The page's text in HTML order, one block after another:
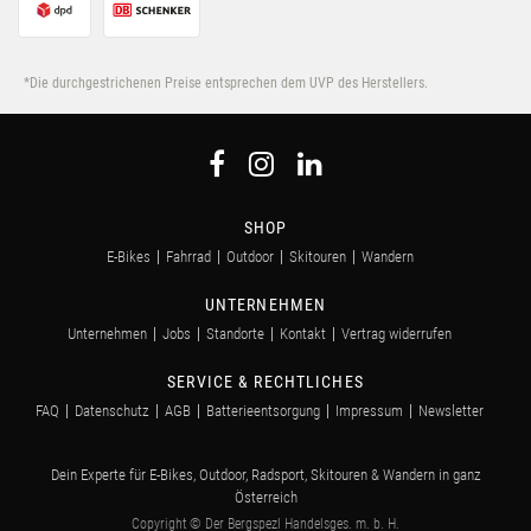
*Die durchgestrichenen Preise entsprechen dem UVP des Herstellers.
SHOP
E-Bikes Fahrrad Outdoor Skitouren Wandern
UNTERNEHMEN
Unternehmen Jobs Standorte Kontakt Vertrag widerrufen
SERVICE & RECHTLICHES
FAQ Datenschutz AGB Batterieentsorgung Impressum Newsletter
Dein Experte für E-Bikes, Outdoor, Radsport, Skitouren & Wandern in ganz
Österreich
Copyright © Der Bergspezl Handelsges. m. b. H.